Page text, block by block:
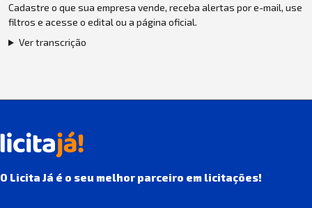
Cadastre o que sua empresa vende, receba alertas por e-mail, use
filtros e acesse o edital ou a página oficial.
Ver transcrição
O Licita Já é o seu melhor parceiro em licitações!